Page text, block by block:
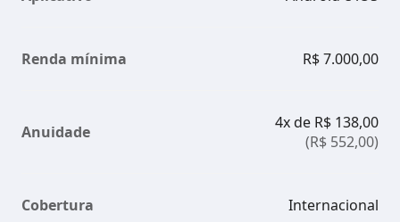
Renda mínima R$ 7.000,00
Anuidade
4x de R$ 138,00
(R$ 552,00)
Cobertura Internacional